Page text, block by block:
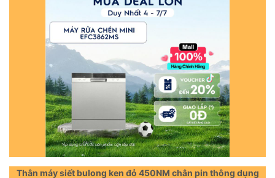
Thân máy siết bulong ken đỏ 450NM chân pin thông dụng